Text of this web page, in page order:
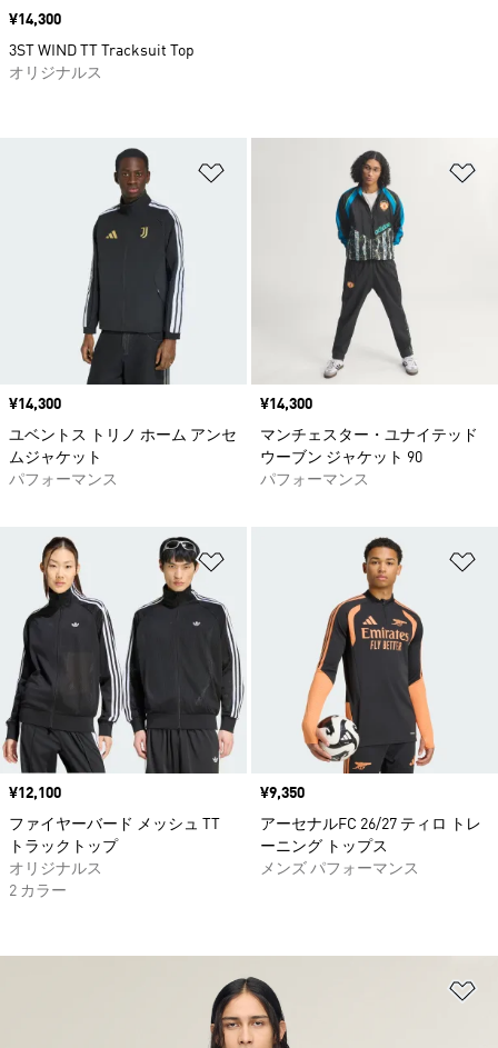
ほしいものリストに追加
価格
¥14,300
ユベントス トリノ ホーム アンセ
ムジャケット
パフォーマンス
価格
¥14,300
マンチェスター・ユナイテッド
ウーブン ジャケット 90
パフォーマンス
ほしいものリストに追加
価格
¥12,100
ファイヤーバード メッシュ TT
トラックトップ
オリジナルス
2 カラー
価格
¥9,350
アーセナルFC 26/27 ティロ トレ
ーニング トップス
メンズ パフォーマンス
価格
¥14,300
3ST WIND TT Tracksuit Top
オリジナルス